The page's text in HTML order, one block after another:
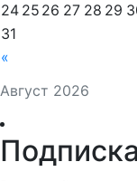
Август 2026
«
24 25 26 27 28 29
31